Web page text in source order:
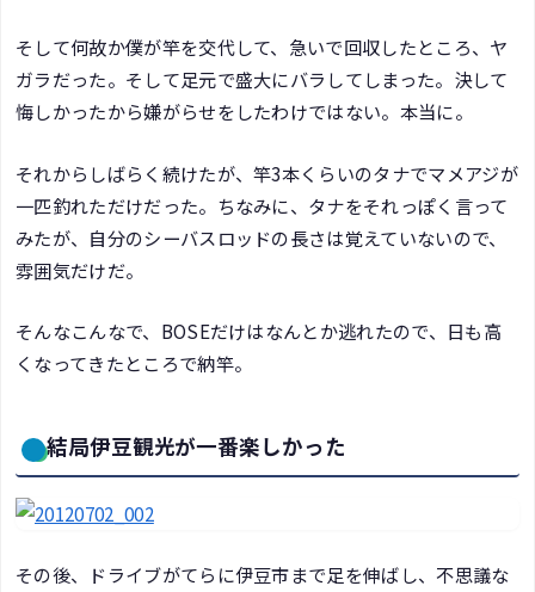
そして何故か僕が竿を交代して、急いで回収したところ、ヤ
ガラだった。そして足元で盛大にバラしてしまった。決して
悔しかったから嫌がらせをしたわけではない。本当に。
それからしばらく続けたが、竿3本くらいのタナでマメアジが
一匹釣れただけだった。ちなみに、タナをそれっぽく言って
みたが、自分のシーバスロッドの長さは覚えていないので、
雰囲気だけだ。
そんなこんなで、BOSEだけはなんとか逃れたので、日も高
くなってきたところで納竿。
結局伊豆観光が一番楽しかった
その後、ドライブがてらに伊豆市まで足を伸ばし、不思議な